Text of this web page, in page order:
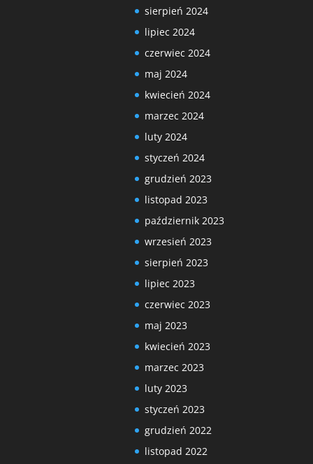
sierpień 2024
lipiec 2024
czerwiec 2024
maj 2024
kwiecień 2024
marzec 2024
luty 2024
styczeń 2024
grudzień 2023
listopad 2023
październik 2023
wrzesień 2023
sierpień 2023
lipiec 2023
czerwiec 2023
maj 2023
kwiecień 2023
marzec 2023
luty 2023
styczeń 2023
grudzień 2022
listopad 2022